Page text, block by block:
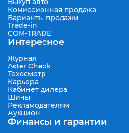
Выкуп авто
Комиссионная продажа
Варианты продажи
Trade-in
COM-TRADE
Интересное
Журнал
Aster Check
Техосмотр
Карьера
Кабинет дилера
Шины
Рекламодателям
Аукцион
Финансы и гарантии